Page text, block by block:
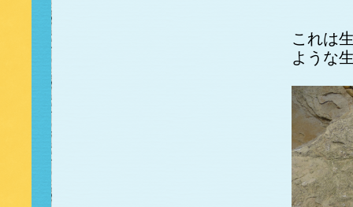
これは
ような